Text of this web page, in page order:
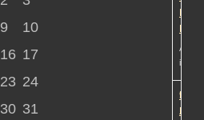
in:
119
лет,
9
10
16 17
23 24
30 31